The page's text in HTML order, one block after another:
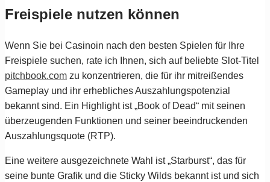
Freispiele nutzen können
Wenn Sie bei Casinoin nach den besten Spielen für Ihre
Freispiele suchen, rate ich Ihnen, sich auf beliebte Slot-Titel
pitchbook.com zu konzentrieren, die für ihr mitreißendes
Gameplay und ihr erhebliches Auszahlungspotenzial
bekannt sind. Ein Highlight ist „Book of Dead“ mit seinen
überzeugenden Funktionen und seiner beeindruckenden
Auszahlungsquote (RTP).
Eine weitere ausgezeichnete Wahl ist „Starburst“, das für
seine bunte Grafik und die Sticky Wilds bekannt ist und sich